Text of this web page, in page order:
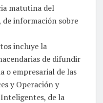
matutina del
de información sobre
incluye la
de difundir
o empresarial de las
y Operación y
de la